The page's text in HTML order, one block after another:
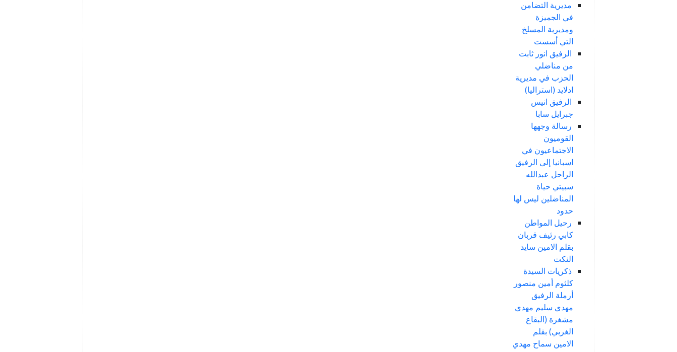
مديرية التضامن
في الجميزة
ومديرية المسلخ
التي أسست
الرفيق انور ثابت
من مناضلي
الحزب في مديرية
ادلايد (استراليا)
الرفيق انيس
جبرايل سابا
رسالة وجهها
القوميون
الاجتماعيون في
اسبانيا إلى الرفيق
الراحل عبدالله
سبيتي حياة
المناضلين ليس لها
حدود
رحيل المواطن
كابي رئيف قربان
بقلم الامين سايد
النكت
ذكريات السيدة
كلثوم أمين منصور
أرملة الرفيق
مهدي سليم مهدي
مشغرة (البقاع
الغربي) بقلم
الامين سماح مهدي